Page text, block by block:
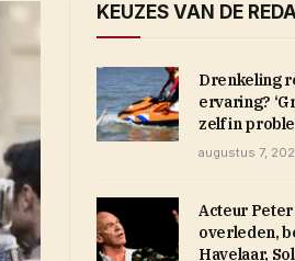
KEUZES VAN DE
Drenkeling
ervaring?
zelf in
augustus 7,
Acteur Peter
overleden,
Havelaar,